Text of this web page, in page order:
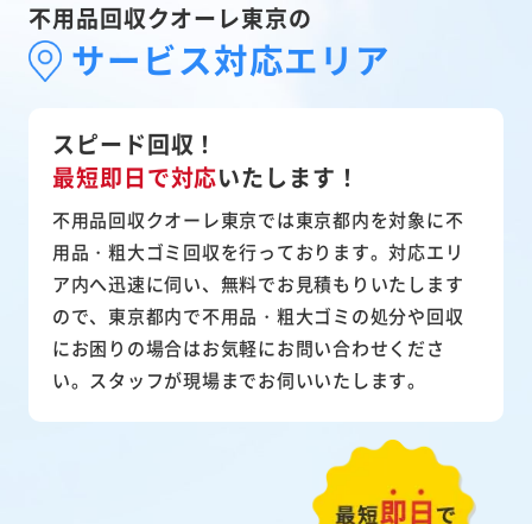
不用品回収クオーレ東京の
サービス対応エリア
スピード回収！
最短即日で対応いたします！
不用品回収クオーレ東京では東京都内を対象に不
用品・粗大ゴミ回収を行っております。対応エリ
ア内へ迅速に伺い、無料でお見積もりいたします
ので、東京都内で不用品・粗大ゴミの処分や回収
にお困りの場合はお気軽にお問い合わせくださ
い。スタッフが現場までお伺いいたします。